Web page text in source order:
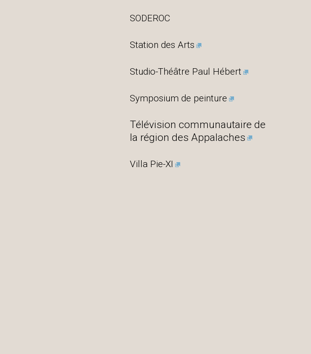
SODEROC
Station des Arts
Studio-Théâtre Paul Hébert
Symposium de peinture
Télévision communautaire de
la région des Appalaches
Villa Pie-XI